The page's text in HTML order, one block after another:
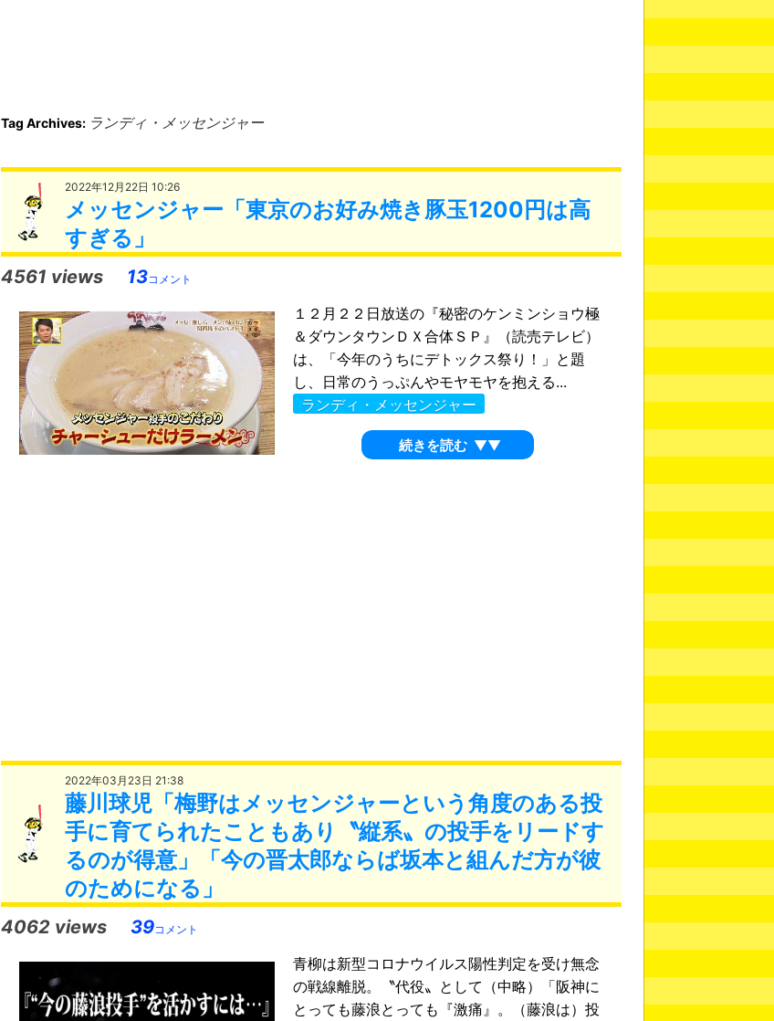
Tag Archives: ランディ・メッセンジャー
2022年12月22日 10:26
メッセンジャー「東京のお好み焼き豚玉1200円は高
すぎる」
4561 views 13コメント
１２月２２日放送の『秘密のケンミンショウ極
＆ダウンタウンＤＸ合体ＳＰ』（読売テレビ）
は、「今年のうちにデトックス祭り！」と題
し、日常のうっぷんやモヤモヤを抱える...
ランディ・メッセンジャー
続きを読む ▼▼
2022年03月23日 21:38
藤川球児「梅野はメッセンジャーという角度のある投
手に育てられたこともあり〝縦系〟の投手をリードす
るのが得意」「今の晋太郎ならば坂本と組んだ方が彼
のためになる」
4062 views 39コメント
青柳は新型コロナウイルス陽性判定を受け無念
の戦線離脱。〝代役〟として（中略）「阪神に
とっても藤浪とっても『激痛』。（藤浪は）投